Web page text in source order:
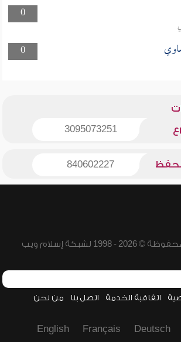
0
0
3095073251
840602227
لشبكة إسلام ويب
اتفاقية الخدمة اتصل بنا من نحن
Deutsch
Français
English